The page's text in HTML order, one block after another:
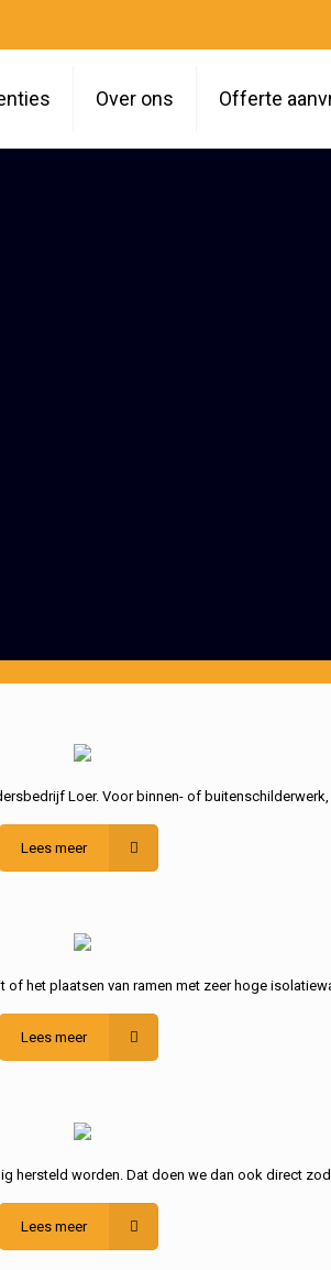
Over ons Offerte
Loer. Voor binnen- of
Lees meer
het plaatsen van ramen met zeer hoge
Lees meer
hersteld worden. Dat doen we dan ook direct
Lees meer